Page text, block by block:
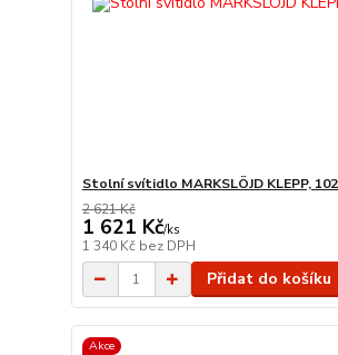
Stolní svítidlo MARKSLÖJD KLEPP,
2 621 Kč
1 621 Kč/ks
1 340 Kč bez DPH
Přidat do košíku
Akce